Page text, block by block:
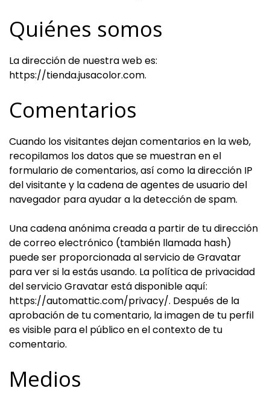
Quiénes somos
La dirección de nuestra web es:
https://tienda.jusacolor.com.
Comentarios
Cuando los visitantes dejan comentarios en la web,
recopilamos los datos que se muestran en el
formulario de comentarios, así como la dirección IP
del visitante y la cadena de agentes de usuario del
navegador para ayudar a la detección de spam.
Una cadena anónima creada a partir de tu dirección
de correo electrónico (también llamada hash)
puede ser proporcionada al servicio de Gravatar
para ver si la estás usando. La política de privacidad
del servicio Gravatar está disponible aquí:
https://automattic.com/privacy/. Después de la
aprobación de tu comentario, la imagen de tu perfil
es visible para el público en el contexto de tu
comentario.
Medios